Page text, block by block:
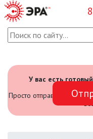
У вас есть
Просто отправьте его